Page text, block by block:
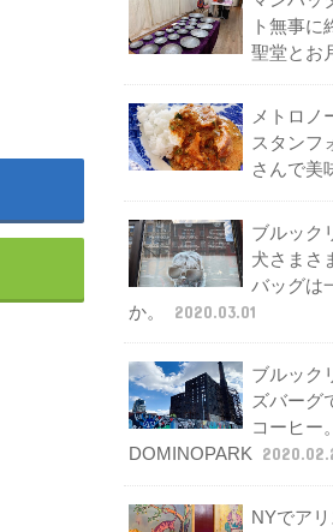
ト無事に
聖堂とお
メトロノ
スタンフ
さんで美
ブルック
犬さまさ
バッグは
か。
2020.03.01
ブルック
ズバーグ
コーヒー
DOMINOPARK
NYでア